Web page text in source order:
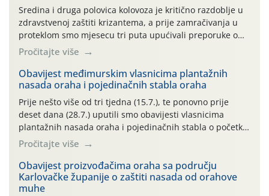
Sredina i druga polovica kolovoza je kritično razdoblje u
zdravstvenoj zaštiti krizantema, a prije zamračivanja u
proteklom smo mjesecu tri puta upućivali preporuke o
preventivnim mjerama zaštite krizantema od najčešćih
uzročnika bolesti, štetnika i fito-fagnih grinja (23.7., 14.7.,
06.7.)! Na početku ovog mjeseca je zabilježeno je
povijesno i ekstremno vruće meteorološko razdoblje, uz
najviše temperature […]
Pročitajte više
Obavijest međimurskim vlasnicima plantažnih
nasada oraha i pojedinačnih stabla oraha
Prije nešto više od tri tjedna (15.7.), te ponovno prije
deset dana (28.7.) uputili smo obavijesti vlasnicima
plantažnih nasada oraha i pojedinačnih stabla o početku
leta i ovogodišnjoj potrebi usmjerenog suzbijanja
orahove muhe (Rhagoletis completa)! Već dvanaest dana
traje drugi ovogodišnji “toplinski udar”, koji naročito
izražen zadnja šest dana (31.7.-05.8.), jer najviše
temperature zraka svakodnevno […]
Pročitajte više
Obavijest proizvođačima oraha sa području
Karlovačke županije o zaštiti nasada od orahove
muhe